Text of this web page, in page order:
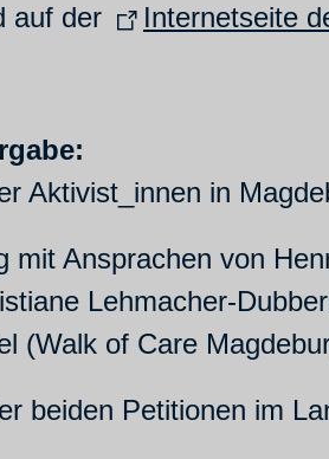
auf der Internetseite
Aktivist_innen in
mit Ansprachen von
Lehmacher-
(Walk of Care
beiden Petitionen im